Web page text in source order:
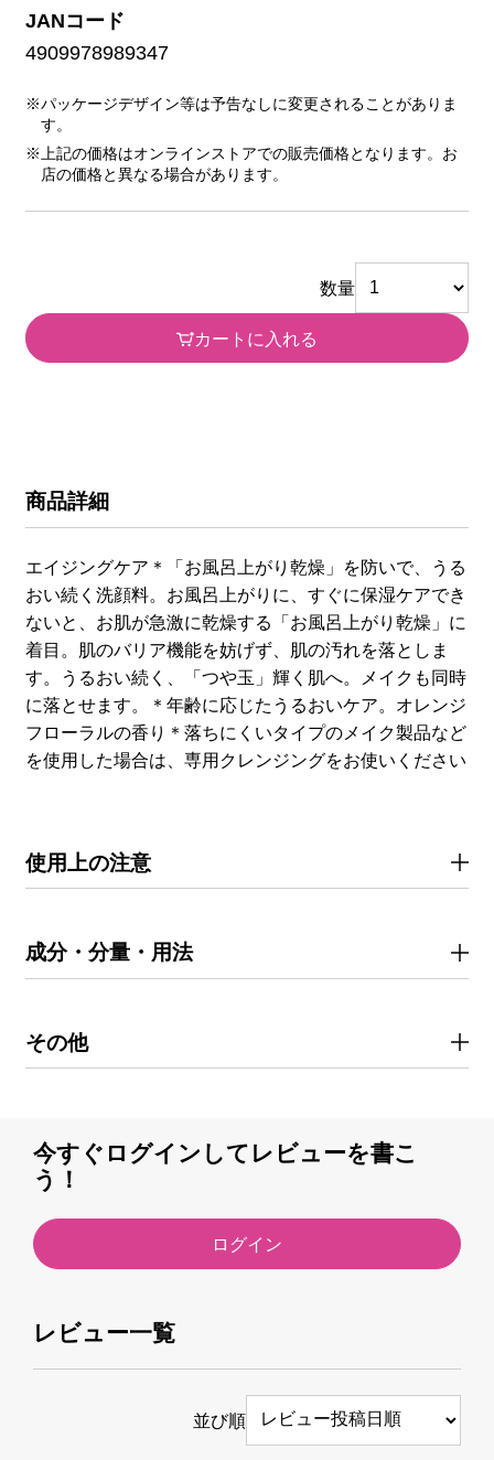
JANコード
4909978989347
※パッケージデザイン等は予告なしに変更されることがありま
す。
※上記の価格はオンラインストアでの販売価格となります。お
店の価格と異なる場合があります。
数量
カートに入れる
商品詳細
エイジングケア＊「お風呂上がり乾燥」を防いで、うる
おい続く洗顔料。お風呂上がりに、すぐに保湿ケアでき
ないと、お肌が急激に乾燥する「お風呂上がり乾燥」に
着目。肌のバリア機能を妨げず、肌の汚れを落としま
す。うるおい続く、「つや玉」輝く肌へ。メイクも同時
に落とせます。＊年齢に応じたうるおいケア。オレンジ
フローラルの香り＊落ちにくいタイプのメイク製品など
を使用した場合は、専用クレンジングをお使いください
使用上の注意
成分・分量・用法
その他
今すぐログインしてレビューを書こ
う！
ログイン
レビュー一覧
並び順